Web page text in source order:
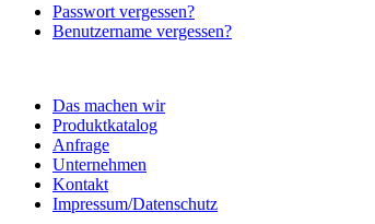
Passwort vergessen?
Benutzername vergessen?
Das machen wir
Produktkatalog
Anfrage
Unternehmen
Kontakt
Impressum/Datenschutz